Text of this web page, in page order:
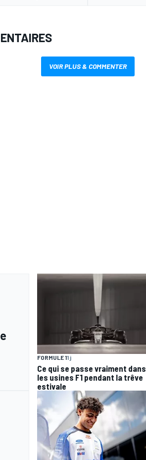
VOIR PLUS & COMMENTER
FORMULE 11 j
Ce qui se passe vraiment dans
les usines F1 pendant la trêve
estivale